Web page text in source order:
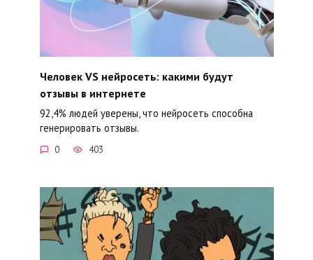
Человек VS нейросеть: какими будут
отзывы в интернете
92,4% людей уверены, что нейросеть способна
генерировать отзывы.
0 403